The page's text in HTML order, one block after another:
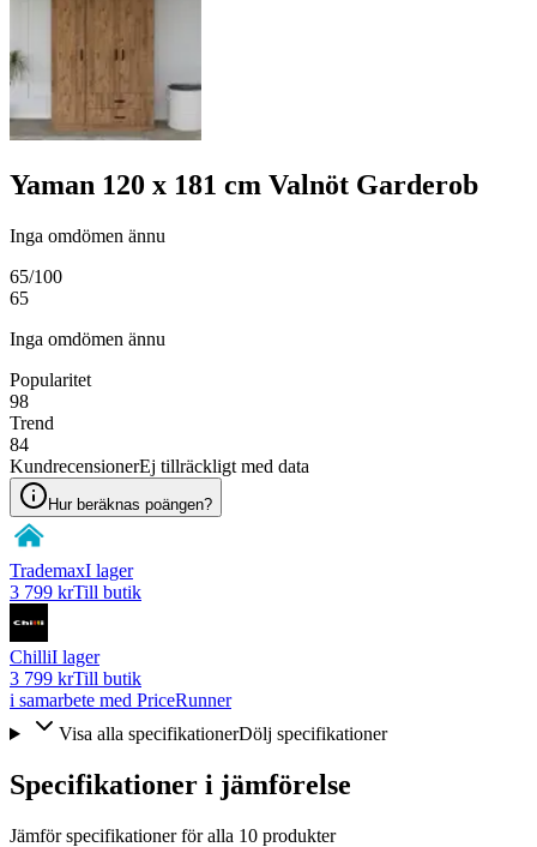
Yaman 120 x 181 cm Valnöt Garderob
Inga omdömen ännu
65/100
65
Inga omdömen ännu
Popularitet
98
Trend
84
KundrecensionerEj tillräckligt med data
Hur beräknas poängen?
TrademaxI lager
3 799 krTill butik
ChilliI lager
3 799 krTill butik
i samarbete med PriceRunner
Visa alla specifikationerDölj specifikationer
Specifikationer i jämförelse
Jämför specifikationer för alla 10 produkter